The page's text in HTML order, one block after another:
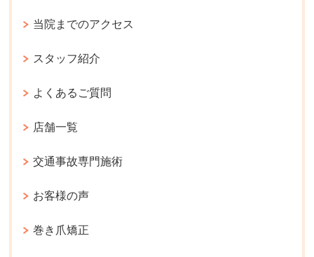
当院までのアクセス
スタッフ紹介
よくあるご質問
店舗一覧
交通事故専門施術
お客様の声
巻き爪矯正